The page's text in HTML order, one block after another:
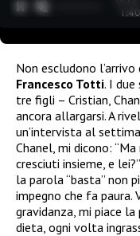
1:40
Non escludono
Francesco Totti. I
tre figli – Cristian,
ancora allargarsi. A
un’intervista al
Chanel, mi dicono:
cresciuti insieme, e
la parola “basta” non
impegno che fa paura.
gravidanza, mi piace
dieta, ogni volta